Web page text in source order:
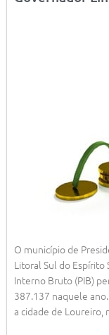
O município de
Litoral Sul do
Interno Bruto (PIB)
387.137 naquele
a cidade de Loureiro,